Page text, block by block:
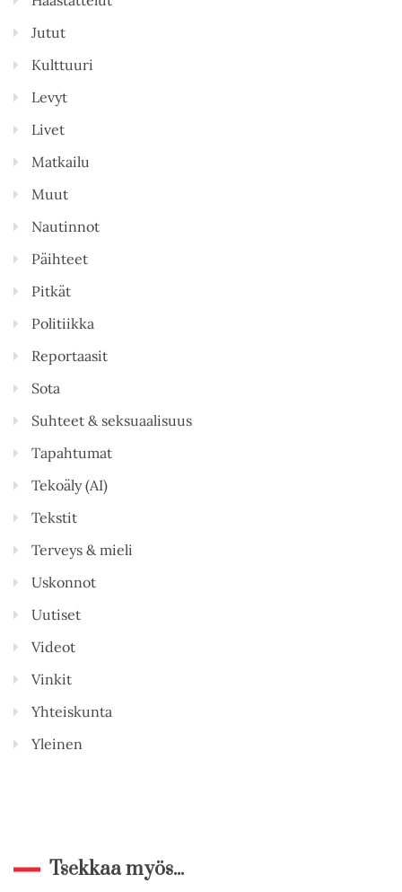
Jutut
Kulttuuri
Levyt
Livet
Matkailu
Muut
Nautinnot
Päihteet
Pitkät
Politiikka
Reportaasit
Sota
Suhteet & seksuaalisuus
Tapahtumat
Tekoäly (AI)
Tekstit
Terveys & mieli
Uskonnot
Uutiset
Videot
Vinkit
Yhteiskunta
Yleinen
Tsekkaa myös...